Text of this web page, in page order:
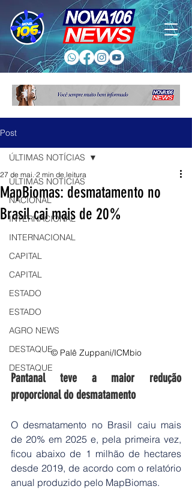
Post
ÚLTIMAS NOTÍCIAS
NACIONAL
INTERNACIONAL
INTERNACIONAL
CAPITAL
CAPITAL
ESTADO
ESTADO
AGRO NEWS
DESTAQUE
DESTAQUE
ÚLTIMAS NOTÍCIAS
MapBiomas: desmatamento no
Brasil cai mais de 20%
27 de mai. 2 min de leitura
© Palê Zuppani/ICMbio
Pantanal teve a maior redução
proporcional do desmatamento
O desmatamento no Brasil caiu mais
de 20% em 2025 e, pela primeira vez,
ficou abaixo de 1 milhão de hectares
desde 2019, de acordo com o relatório
anual produzido pelo MapBiomas.